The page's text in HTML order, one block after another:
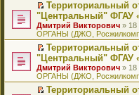
е
н
и
ю
с
о
о
б
щ
е
н
и
ю
н
н
о
м
у
с
о
о
б
щ
е
о
ч
и
т
а
н
н
о
м
у
с
у
н
е
п
р
о
ч
и
т
а
н
е
р
в
о
м
у
н
е
п
р
о
й
т
и
к
п
е
р
в
о
м
у
П
е
р
е
й
т
и
к
п
е
Территориальный
"Центральный" ФГАУ
Дмитрий Викторович » 18
ОРГАНЫ (ДЖО,
П
е
р
е
й
Территориальный
"Центральный" ФГАУ
Дмитрий Викторович » 18
ОРГАНЫ (ДЖО,
Территориальный